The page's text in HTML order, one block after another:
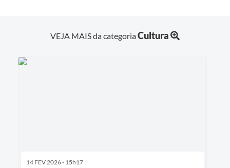
VEJA MAIS da categoriaCultura
14 FEV 2026 - 15h17